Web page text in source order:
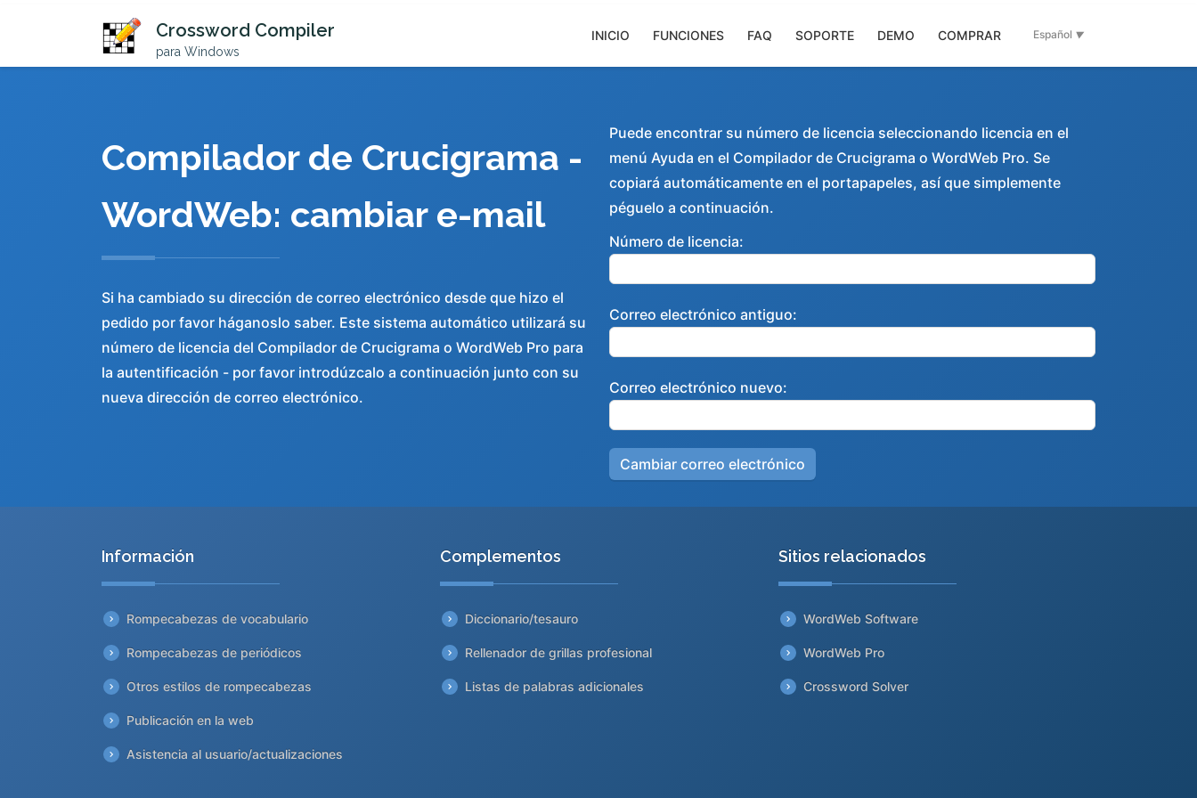
Crossword Compiler
para Windows
INICIO FUNCIONES FAQ SOPORTE DEMO COMPRAR Español
Compilador de Crucigrama -
WordWeb: cambiar e-mail
Si ha cambiado su dirección de correo electrónico desde que hizo el
pedido por favor háganoslo saber. Este sistema automático utilizará su
número de licencia del Compilador de Crucigrama o WordWeb Pro para
la autentificación - por favor introdúzcalo a continuación junto con su
nueva dirección de correo electrónico.
Puede encontrar su número de licencia seleccionando licencia en el
menú Ayuda en el Compilador de Crucigrama o WordWeb Pro. Se
copiará automáticamente en el portapapeles, así que simplemente
péguelo a continuación.
Número de licencia:
Correo electrónico antiguo:
Correo electrónico nuevo:
Información
Rompecabezas de vocabulario
Rompecabezas de periódicos
Otros estilos de rompecabezas
Publicación en la web
Asistencia al usuario/actualizaciones
Complementos
Diccionario/tesauro
Rellenador de grillas profesional
Listas de palabras adicionales
Sitios relacionados
WordWeb Software
WordWeb Pro
Crossword Solver